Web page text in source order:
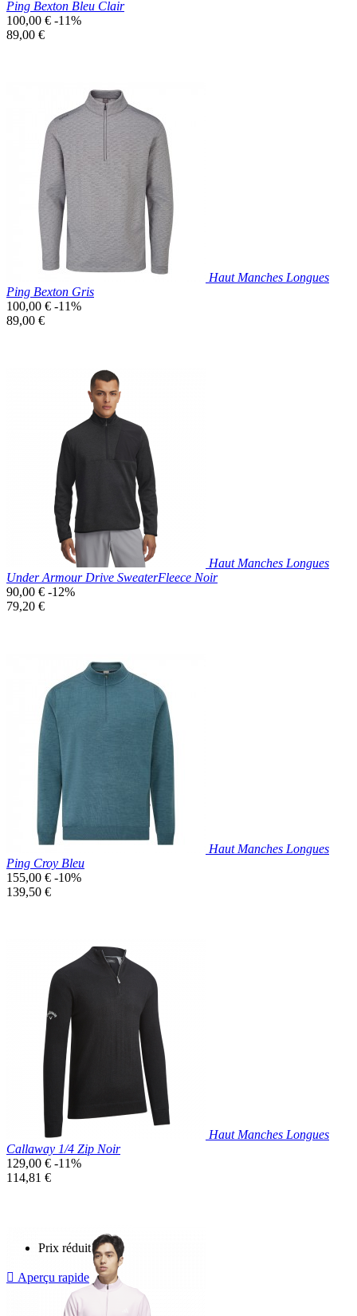
Ping Bexton Bleu Clair
Prix
de
100,00 € -11%
Prix
89,00 €
Prix réduit
Aperçu rapide
Haut Manches Longues
Ping Bexton Gris
Prix
de
100,00 € -11%
Prix
89,00 €
Prix réduit
Aperçu rapide
Haut Manches Longues
Under Armour Drive SweaterFleece Noir
Prix
de
90,00 € -12%
Prix
79,20 €
Prix réduit
Aperçu rapide
Haut Manches Longues
Ping Croy Bleu
Prix
de
155,00 € -10%
Prix
139,50 €
Prix réduit
Aperçu rapide
Haut Manches Longues
Callaway 1/4 Zip Noir
Prix
de
129,00 € -11%
Prix
114,81 €
Prix réduit
 Aperçu rapide